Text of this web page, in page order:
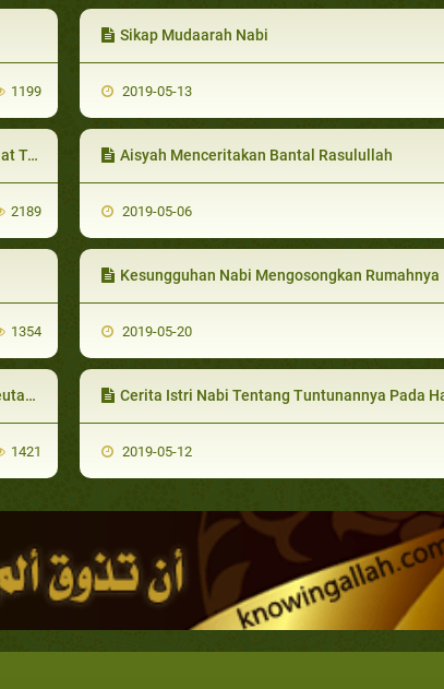
1199
Sikap Mudaarah Nabi
2019-05-13
2189
Aisyah Menceritakan Bantal Rasulullah
2019-05-06
1354
Kesungguhan Nabi Mengosongkan Rumahnya Dari
2019-05-20
1421
Cerita Istri Nabi Tentang Tuntunannya Pada
2019-05-12